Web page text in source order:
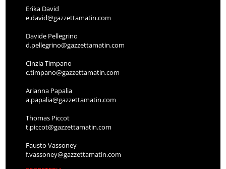
Erika David
e.david@gazzettamatin.com
Davide Pellegrino
d.pellegrino@gazzettamatin.com
Cinzia Timpano
c.timpano@gazzettamatin.com
Arianna Papalia
a.papalia@gazzettamatin.com
Thomas Piccot
t.piccot@gazzettamatin.com
Fausto Vassoney
f.vassoney@gazzettamatin.com